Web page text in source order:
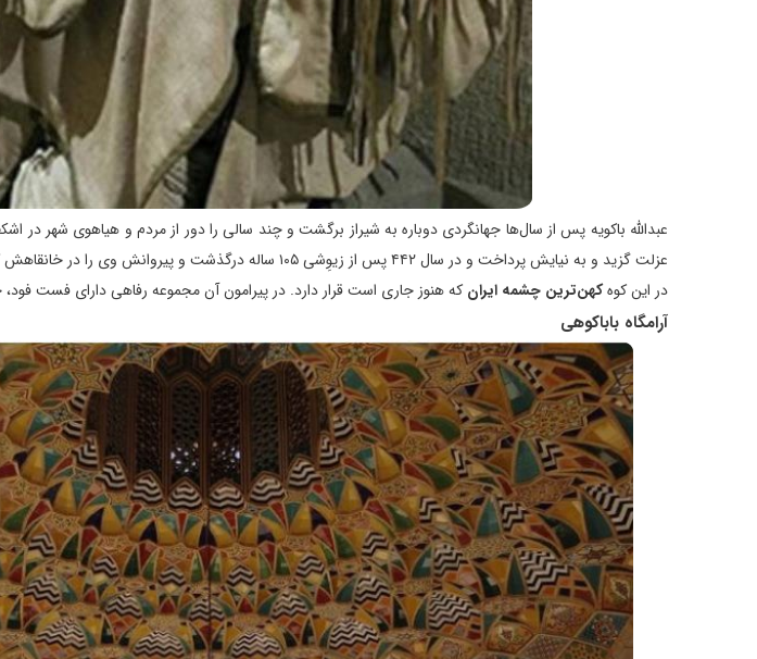
عبدالله باکویه پس از سال‌ها جهانگردی دوباره به شیراز برگشت و چند سالی را دور از مردم و هیاهوی شهر در
عزلت گزید و به نیایش پرداخت و در سال ۴۴۲ پس از زیوِشی ۱۰۵ ساله درگذشت و پیروانش وی را در خانقاهش که امروزه آرامگاه اوست به خاک سپردند.
در این کوهکهن‌ترین چشمه ایران که هنوز جاری است قرار دارد. در پیرامون آن مجموعه رفاهی دارای فست
آرامگاه باباکوهی